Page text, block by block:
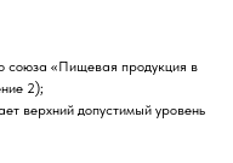
союза «Пищевая продукция в
2);
верхний допустимый уровень